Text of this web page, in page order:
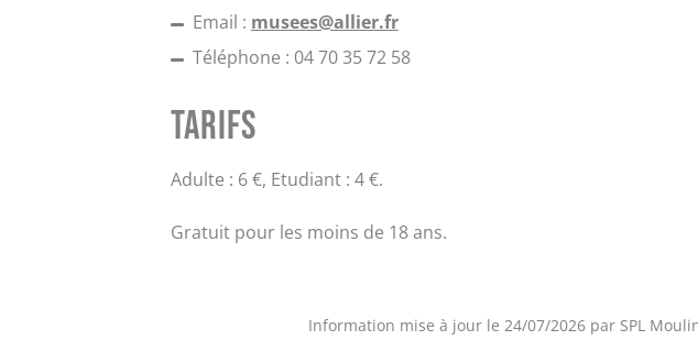
Email : musees@allier.fr
Téléphone : 04 70 35 72 58
Tarifs
Adulte : 6 €, Etudiant : 4 €.
Gratuit pour les moins de 18 ans.
Information mise à jour le 24/07/2026 par SPL